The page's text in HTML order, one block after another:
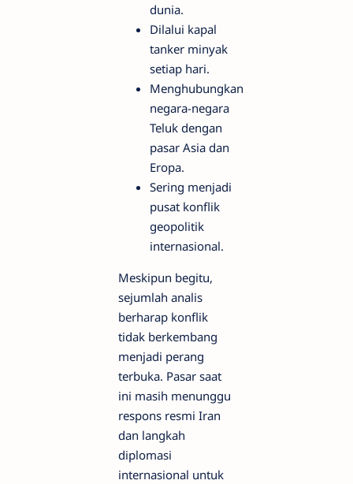
dunia.
Dilalui kapal
tanker minyak
setiap hari.
Menghubungkan
negara-negara
Teluk dengan
pasar Asia dan
Eropa.
Sering menjadi
pusat konflik
geopolitik
internasional.
Meskipun begitu,
sejumlah analis
berharap konflik
tidak berkembang
menjadi perang
terbuka. Pasar saat
ini masih menunggu
respons resmi Iran
dan langkah
diplomasi
internasional untuk